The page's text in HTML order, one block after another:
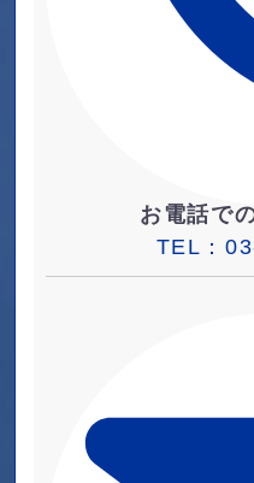
お電話で
TEL：